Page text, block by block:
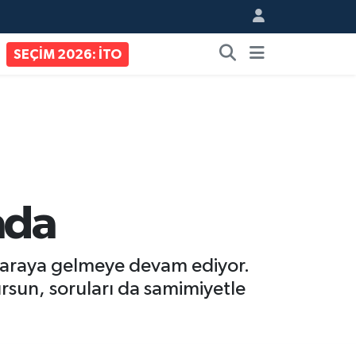
SEÇİM 2026: İTO
gelmeye devam ediyor.
soruları da samimiyetle